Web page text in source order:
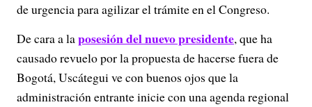
de urgencia para agilizar el trámite en el Congreso.
De cara a laposesión del nuevo presidente, que ha
causado revuelo por la propuesta de hacerse fuera de
Bogotá, Uscátegui ve con buenos ojos que la
administración entrante inicie con una agenda regional